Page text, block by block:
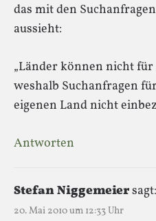
das mit den
aussieht:
„Länder können nicht
weshalb Suchanfragen
eigenen Land nicht
Antworten
Stefan Niggemeiersagt:
20. Mai 2010 um 12:33 Uhr